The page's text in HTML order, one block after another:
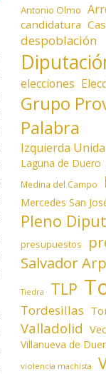
Antonio Olmo
candidatura
despoblación
elecciones
Grupo
Palabra
Izquierda Unida
Laguna de Duero
Medina del Campo
Mercedes San
Pleno
presupuestos
Salvador
Tiedra TLP
Tordesillas
Valladolid
Villanueva de
violencia machista